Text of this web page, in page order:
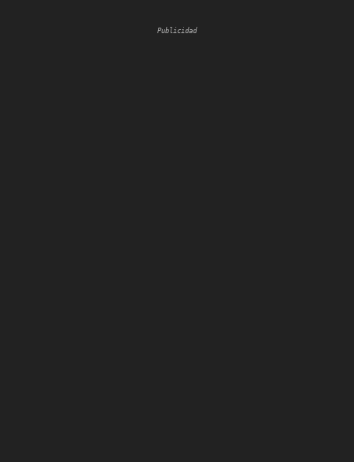
Publicidad